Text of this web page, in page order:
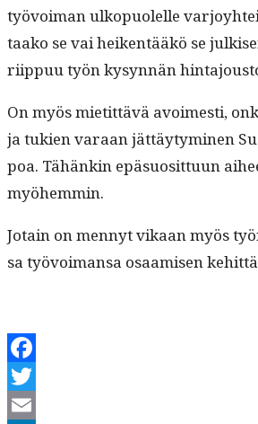
työvoiman ulkop­uolelle
taako se vai heiken­tääkö se
riip­puu työn kysyn­nän
On myös mietit­tävä avoimesti,
ja tukien varaan jät­täy­tymi­nen
poa. Tähänkin epä­su­osit­tuun
myöhemmin.
Jotain on men­nyt vikaan myös
sa työvoimansa osaamisen
Facebook
Twitter